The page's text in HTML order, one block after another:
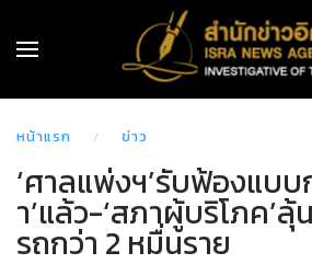
หน้าแรก ข่าว
‘ศาลแพ่งฯ’รับฟ้องแบ
า’แล้ว-‘สภาผู้บริโภค’ลุ้
รถกว่า 2 หมื่นราย